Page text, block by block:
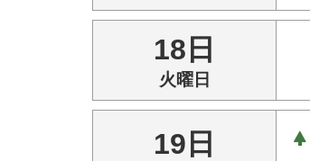
18日
火曜日
19日